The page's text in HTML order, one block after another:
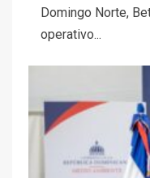
Domingo Norte,
operativo...